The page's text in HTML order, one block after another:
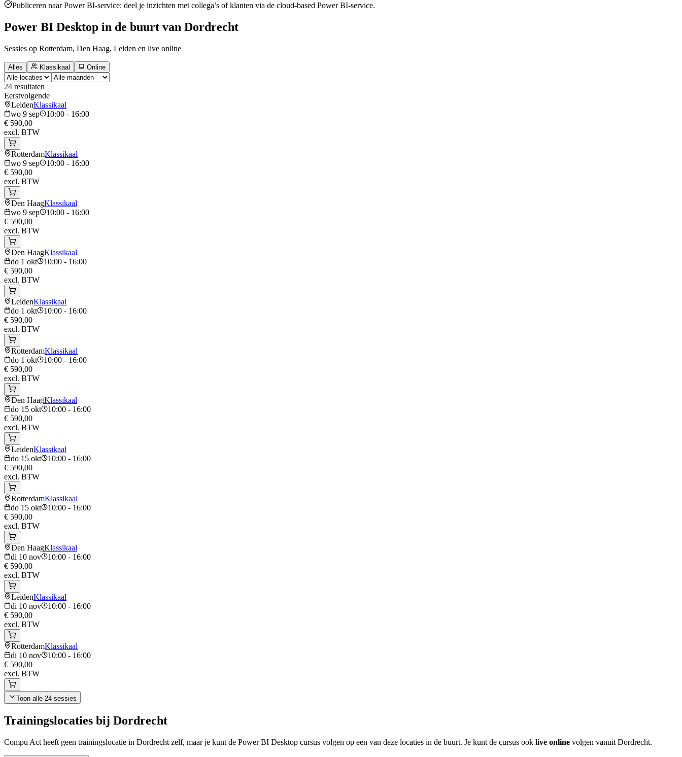
Publiceren naar Power BI-service: deel je inzichten met collega’s of klanten via de cloud-based Power BI-service.
Power BI Desktop in de buurt van Dordrecht
Sessies op Rotterdam, Den Haag, Leiden en live online
Alles Klassikaal Online
24 resultaten
Eerstvolgende
LeidenKlassikaal
wo 9 sep
10:00 - 16:00
€ 590,00
excl. BTW
RotterdamKlassikaal
wo 9 sep
10:00 - 16:00
€ 590,00
excl. BTW
Den HaagKlassikaal
wo 9 sep
10:00 - 16:00
€ 590,00
excl. BTW
Den HaagKlassikaal
do 1 okt
10:00 - 16:00
€ 590,00
excl. BTW
LeidenKlassikaal
do 1 okt
10:00 - 16:00
€ 590,00
excl. BTW
RotterdamKlassikaal
do 1 okt
10:00 - 16:00
€ 590,00
excl. BTW
Den HaagKlassikaal
do 15 okt
10:00 - 16:00
€ 590,00
excl. BTW
LeidenKlassikaal
do 15 okt
10:00 - 16:00
€ 590,00
excl. BTW
RotterdamKlassikaal
do 15 okt
10:00 - 16:00
€ 590,00
excl. BTW
Den HaagKlassikaal
di 10 nov
10:00 - 16:00
€ 590,00
excl. BTW
LeidenKlassikaal
di 10 nov
10:00 - 16:00
€ 590,00
excl. BTW
RotterdamKlassikaal
di 10 nov
10:00 - 16:00
€ 590,00
excl. BTW
Toon alle 24 sessies
Trainingslocaties bij Dordrecht
Compu Act heeft geen trainingslocatie in Dordrecht zelf, maar je kunt de Power BI Desktop cursus volgen op een van deze locaties in de buurt. Je kunt de cursus ook live online volgen vanuit Dordrecht.